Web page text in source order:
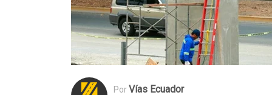
PorVías Ecuador